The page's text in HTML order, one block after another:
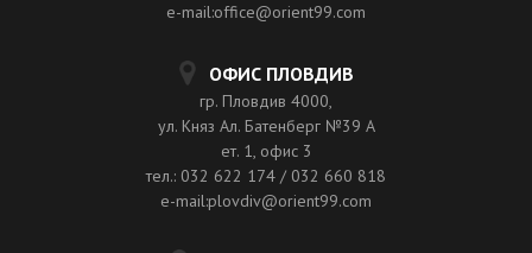
e-mail:office@orient99.com
ОФИС ПЛОВДИВ
гр. Пловдив 4000,
ул. Княз Ал. Батенберг №39 A
ет. 1, офис 3
тел.: 032 622 174 / 032 660 818
e-mail:plovdiv@orient99.com